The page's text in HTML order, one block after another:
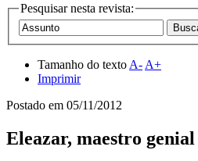
Pesquisar nesta revista:
Tamanho do texto A- A+
Imprimir
Postado em 05/11/2012
Eleazar, maestro